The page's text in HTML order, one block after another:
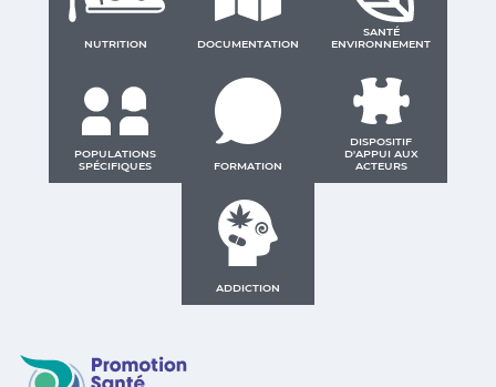
NUTRITION DOCUMENTATION
SANTÉ
ENVIRONNEMENT
POPULATIONS
SPÉCIFIQUES
FORMATION
DISPOSITIF
D'APPUI AUX
ACTEURS
ADDICTION
Promotion Santé Guadeloupe, Saint-Martin, Saint